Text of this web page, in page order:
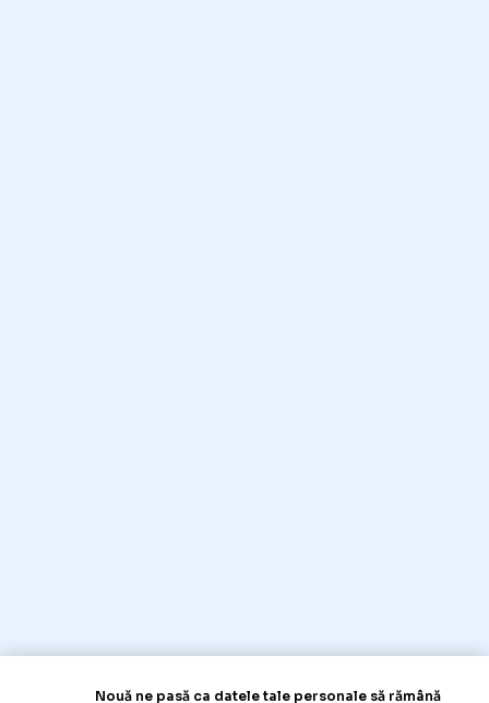
Nouă ne pasă ca datele tale personale să rămână